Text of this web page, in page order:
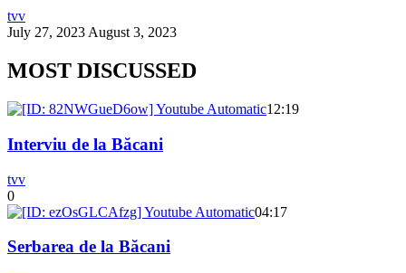
tvv
July 27, 2023August 3, 2023
MOST DISCUSSED
12:19
Interviu de la Băcani
tvv
0
04:17
Serbarea de la Băcani